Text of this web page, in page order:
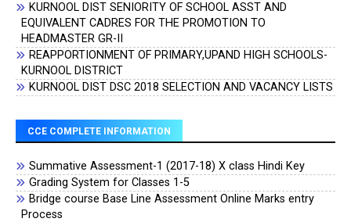
KURNOOL DIST SENIORITY OF SCHOOL ASST AND
EQUIVALENT CADRES FOR THE PROMOTION TO
HEADMASTER GR-II
REAPPORTIONMENT OF PRIMARY,UPAND HIGH SCHOOLS-
KURNOOL DISTRICT
KURNOOL DIST DSC 2018 SELECTION AND VACANCY LISTS
CCE COMPLETE INFORMATION
Summative Assessment-1 (2017-18) X class Hindi Key
Grading System for Classes 1-5
Bridge course Base Line Assessment Online Marks entry
Process